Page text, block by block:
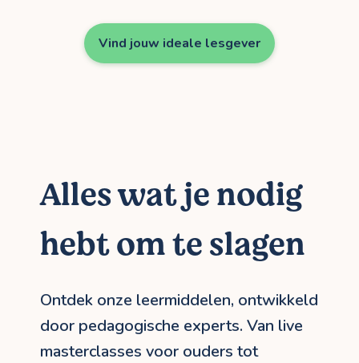
Vind jouw ideale lesgever
Alles wat je nodig
hebt om te slagen
Ontdek onze leermiddelen, ontwikkeld
door pedagogische experts. Van live
masterclasses voor ouders tot